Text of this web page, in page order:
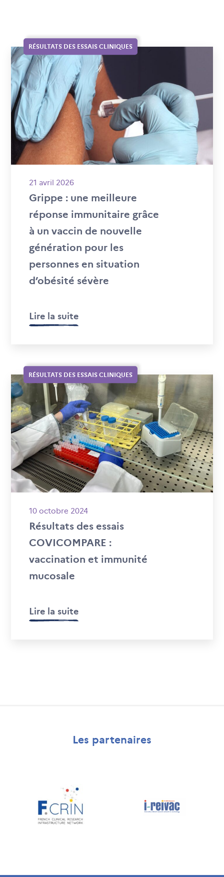
RÉSULTATS DES ESSAIS CLINIQUES
21 avril 2026
Grippe : une meilleure
réponse immunitaire grâce
à un vaccin de nouvelle
génération pour les
personnes en situation
d’obésité sévère
Lire la suite
RÉSULTATS DES ESSAIS CLINIQUES
10 octobre 2024
Résultats des essais
COVICOMPARE :
vaccination et immunité
mucosale
Lire la suite
Les partenaires